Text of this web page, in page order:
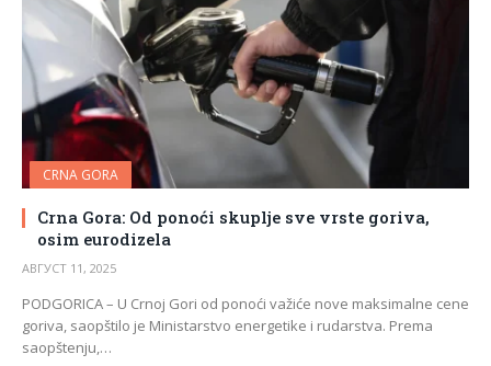
CRNA GORA
Crna Gora: Od ponoći skuplje sve vrste goriva,
osim eurodizela
АВГУСТ 11, 2025
PODGORICA – U Crnoj Gori od ponoći važiće nove maksimalne cene
goriva, saopštilo je Ministarstvo energetike i rudarstva. Prema
saopštenju,…